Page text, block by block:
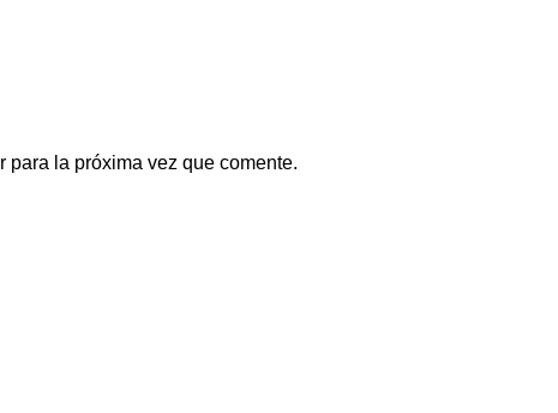
para la próxima vez que comente.